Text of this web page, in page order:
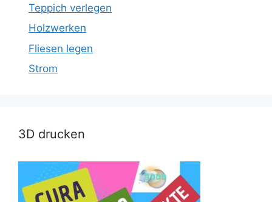
Teppich verlegen
Holzwerken
Fliesen legen
Strom
3D drucken